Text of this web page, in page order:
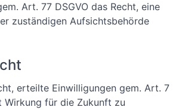
Art. 77 DSGVO das Recht, eine
zuständigen Aufsichtsbehörde
erteilte Einwilligungen gem. Art. 7
Wirkung für die Zukunft zu